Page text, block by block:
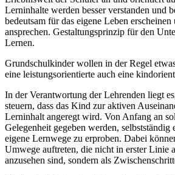
Lerninhalte werden besser verstanden und
bedeutsam für das eigene Leben
ansprechen. Gestaltungsprinzip für den
Lernen.
Grundschulkinder wollen in der Regel
eine leistungsorientierte auch eine
In der Verantwortung der Lehrenden liegt
steuern, dass das Kind zur aktiven
Lerninhalt angeregt wird. Von Anfang an
Gelegenheit gegeben werden, selbstständig
eigene Lernwege zu erproben. Dabei
Umwege auftreten, die nicht in erster Linie
anzusehen sind, sondern als